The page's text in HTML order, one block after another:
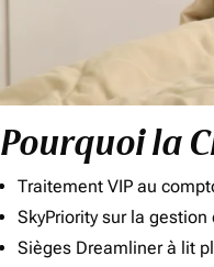
Pourquoi la
Traitement VIP au
SkyPriority sur la
Sièges Dreamliner à lit